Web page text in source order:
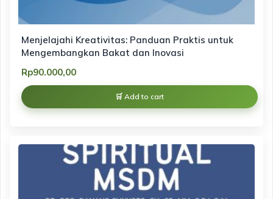
Menjelajahi Kreativitas: Panduan Praktis untuk
Mengembangkan Bakat dan Inovasi
Rp90.000,00
Add to cart